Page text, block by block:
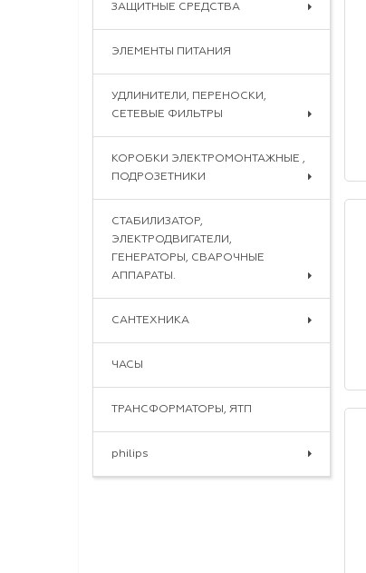
ЗАЩИТНЫЕ СРЕДСТВА
ЭЛЕМЕНТЫ ПИТАНИЯ
УДЛИНИТЕЛИ, ПЕРЕНОСКИ,
СЕТЕВЫЕ ФИЛЬТРЫ
КОРОБКИ ЭЛЕКТРОМОНТАЖНЫЕ ,
ПОДРОЗЕТНИКИ
СТАБИЛИЗАТОР,
ЭЛЕКТРОДВИГАТЕЛИ,
ГЕНЕРАТОРЫ, СВАРОЧНЫЕ
АППАРАТЫ.
САНТЕХНИКА
ЧАСЫ
ТРАНСФОРМАТОРЫ, ЯТП
philips